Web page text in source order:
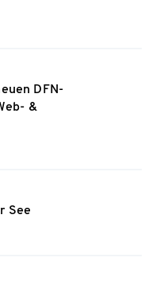
DFN-
&
See